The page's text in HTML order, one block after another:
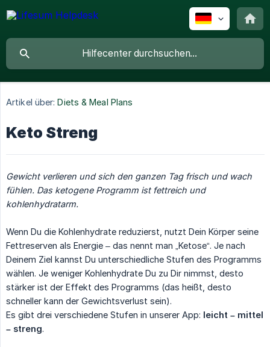
Artikel über: Diets & Meal Plans
Keto Streng
Gewicht verlieren und sich den ganzen Tag frisch und wach
fühlen. Das ketogene Programm ist fettreich und
kohlenhydratarm.
Wenn Du die Kohlenhydrate reduzierst, nutzt Dein Körper seine
Fettreserven als Energie – das nennt man „Ketose“. Je nach
Deinem Ziel kannst Du unterschiedliche Stufen des Programms
wählen. Je weniger Kohlenhydrate Du zu Dir nimmst, desto
stärker ist der Effekt des Programms (das heißt, desto
schneller kann der Gewichtsverlust sein).
Es gibt drei verschiedene Stufen in unserer App: leicht – mittel
– streng.